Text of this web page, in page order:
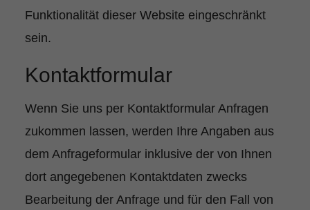
Funktionalität dieser Website eingeschränkt
sein.
Kontaktformular
Wenn Sie uns per Kontaktformular Anfragen
zukommen lassen, werden Ihre Angaben aus
dem Anfrageformular inklusive der von Ihnen
dort angegebenen Kontaktdaten zwecks
Bearbeitung der Anfrage und für den Fall von